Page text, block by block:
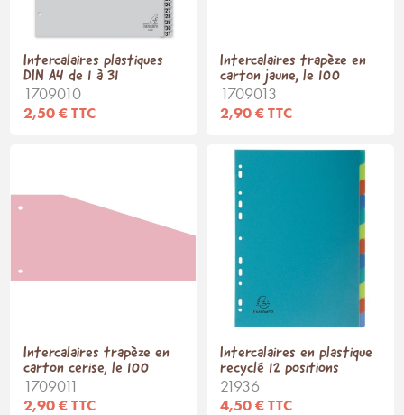
Intercalaires plastiques
DIN A4 de 1 à 31
1709010
2,50 € TTC
Intercalaires trapèze en
carton jaune, le 100
1709013
2,90 € TTC
Intercalaires trapèze en
carton cerise, le 100
1709011
2,90 € TTC
Intercalaires en plastique
recyclé 12 positions
21936
4,50 € TTC